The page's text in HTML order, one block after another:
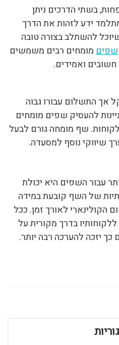
בשתי הדרכים ניתן
ידע לזהות את הדרך
להשתלב בצורה טובה
שפיםמומחים רבים משמשים
ואמידים.
אך התשלום עבורו גבוה
להעסיק שפים מומחים
שף מומחה גורם לבעל
שיווקי נוסף למסעדה.
עבור השפים היא יכולת
של השף קובעת במידה
הקולינארי לאורך זמן. ככל
בדרך מקורית על
כך יזכה להערכה רבה יותר.